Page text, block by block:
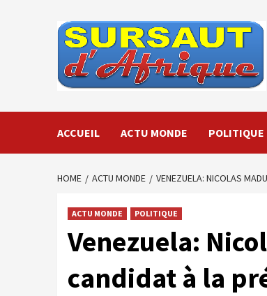
ACCUEIL ACTU MONDE POLITIQUE
HOME ACTU MONDE VENEZUELA: NICOLAS
ACTU MONDE POLITIQUE
Venezuela:
candidat à la